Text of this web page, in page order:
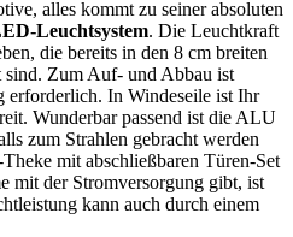
alles kommt zu seiner absoluten
Leuchtsystem. Die Leuchtkraft
die bereits in den 8 cm breiten
Zum Auf- und Abbau ist
erforderlich. In Windeseile ist Ihr
Wunderbar passend ist die ALU
zum Strahlen gebracht werden
mit abschließbaren Türen-Set
mit der Stromversorgung gibt, ist
kann auch durch einem